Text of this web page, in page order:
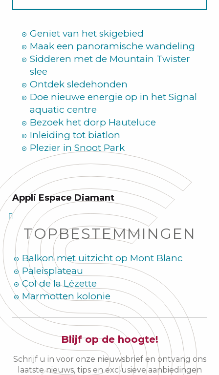
Geniet van het skigebied
Maak een panoramische wandeling
Sidderen met de Mountain Twister
slee
Ontdek sledehonden
Doe nieuwe energie op in het Signal
aquatic centre
Bezoek het dorp Hauteluce
Inleiding tot biatlon
Plezier in Snoot Park
Appli Espace Diamant
TOPBESTEMMINGEN
Balkon met uitzicht op Mont Blanc
Paleisplateau
Col de la Lézette
Marmotten kolonie
Blijf op de hoogte!
Schrijf u in voor onze nieuwsbrief en ontvang ons
laatste nieuws, tips en exclusieve aanbiedingen